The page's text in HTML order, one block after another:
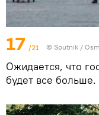
17 /21 © Sputnik /
Ожидается, что
будет все больше.